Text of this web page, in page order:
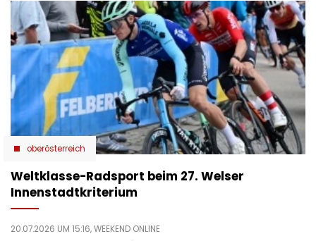
oberösterreich
Weltklasse-Radsport beim 27. Welser
Innenstadtkriterium
20.07.2026 UM 15:16,WEEKEND ONLINE